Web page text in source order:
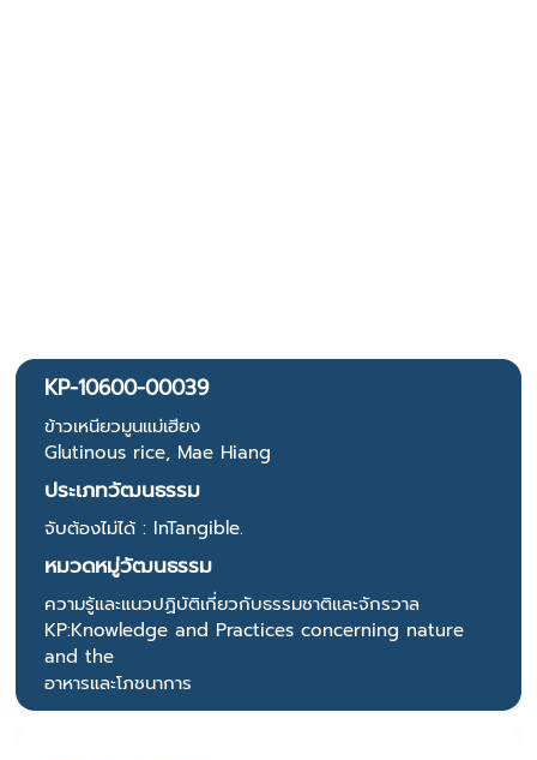
KP-10600-00039
ข้าวเหนียวมูนแม่เฮียง
Glutinous rice, Mae Hiang
ประเภทวัฒนธรรม
จับต้องไม่ได้ : InTangible.
หมวดหมู่วัฒนธรรม
ความรู้และแนวปฏิบัติเกี่ยวกับธรรมชาติและจักรวาล
KP:Knowledge and Practices concerning nature
and the
อาหารและโภชนาการ